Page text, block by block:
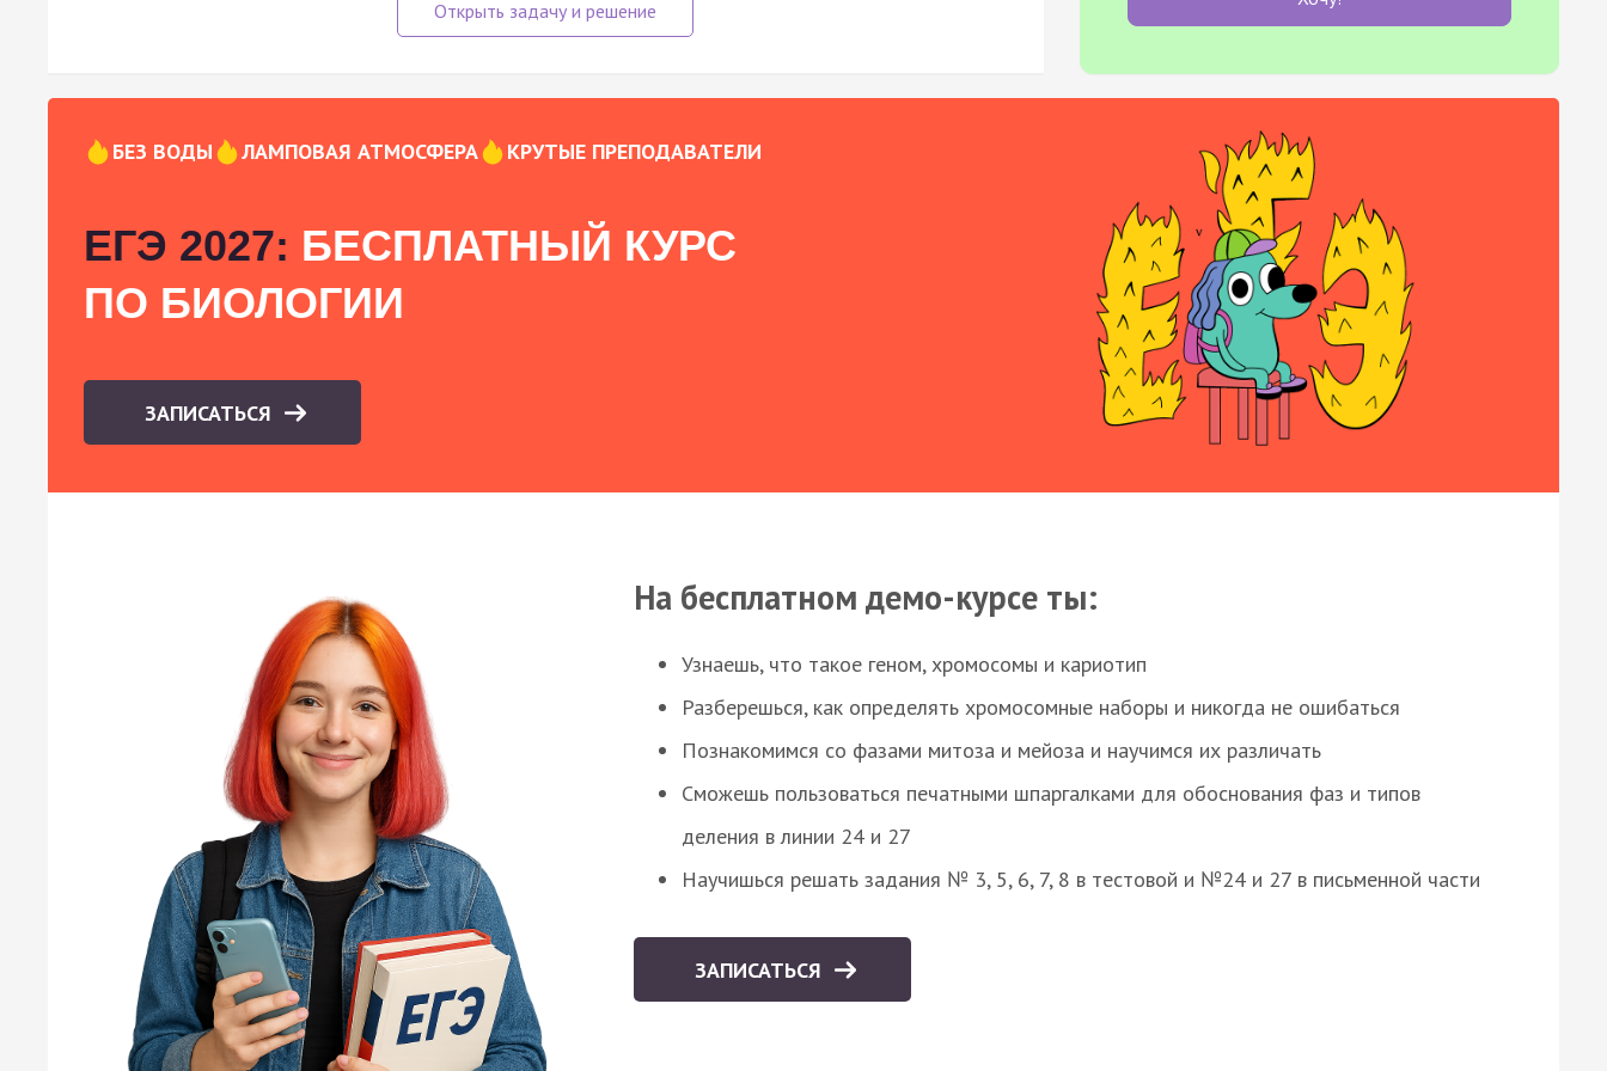
БЕЗ ВОДЫ ЛАМПОВАЯ АТМОСФЕРА КРУТЫЕ ПРЕПОДАВАТЕЛИ
ЕГЭ 2027: БЕСПЛАТНЫЙ КУРС
ПО БИОЛОГИИ
ЗАПИСАТЬСЯ
На бесплатном демо-курсе ты:
Узнаешь, что такое геном, хромосомы и кариотип
Разберешься, как определять хромосомные наборы и никогда не ошибаться
Познакомимся со фазами митоза и мейоза и научимся их различать
Сможешь пользоваться печатными шпаргалками для обоснования фаз и типов
деления в линии 24 и 27
Научишься решать задания № 3, 5, 6, 7, 8 в тестовой и №24 и 27 в письменной части
ЗАПИСАТЬСЯ